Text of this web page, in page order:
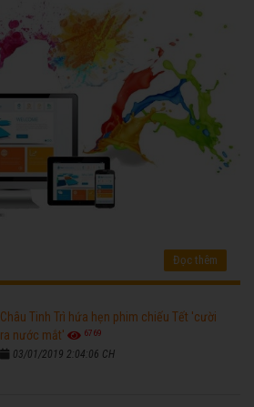
Đọc thêm
Châu Tinh Trì hứa hẹn phim chiếu Tết 'cười
ra nước mắt'
6769
03/01/2019 2:04:06 CH